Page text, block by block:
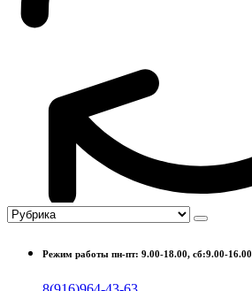
Режим работы пн-пт: 9.00-18.00, сб:9.00-16.00